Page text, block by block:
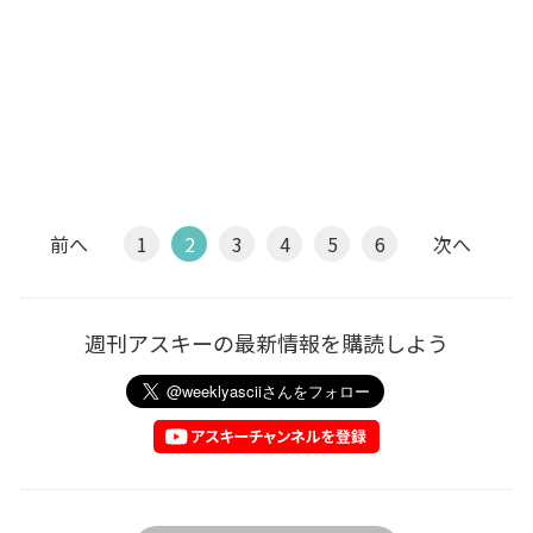
前へ 1 2 3 4 5 6 次へ
週刊アスキーの最新情報を購読しよう